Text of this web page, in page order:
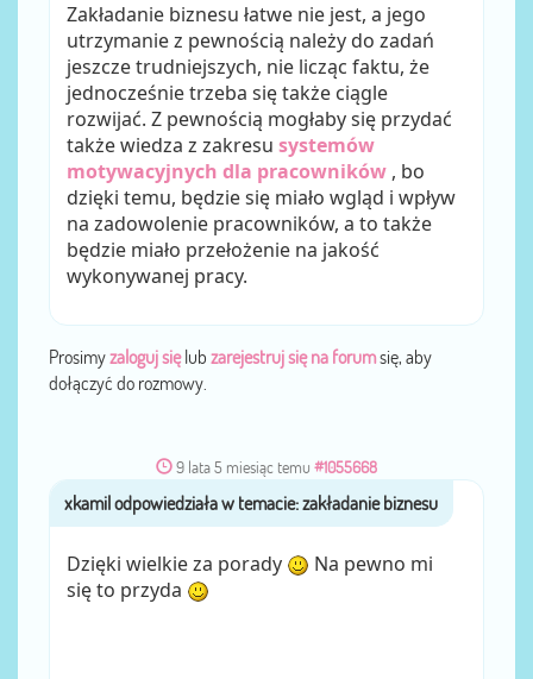
Zakładanie biznesu łatwe nie jest, a jego
utrzymanie z pewnością należy do zadań
jeszcze trudniejszych, nie licząc faktu, że
jednocześnie trzeba się także ciągle
rozwijać. Z pewnością mogłaby się przydać
także wiedza z zakresu systemów
motywacyjnych dla pracowników , bo
dzięki temu, będzie się miało wgląd i wpływ
na zadowolenie pracowników, a to także
będzie miało przełożenie na jakość
wykonywanej pracy.
Prosimyzaloguj sięlub zarejestruj się na forumsię, aby
dołączyć do rozmowy.
9 lata 5 miesiąc temu #1055668
przezxkamil
Dzięki wielkie za porady
Na pewno mi
się to przyda